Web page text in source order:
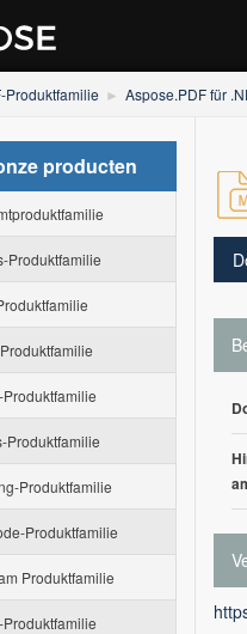
Produktfamilie Aspose.PDF für
producten
Produktfamilie
Produktfamilie
Produktfamilie
Produktfamilie
Produktfamilie